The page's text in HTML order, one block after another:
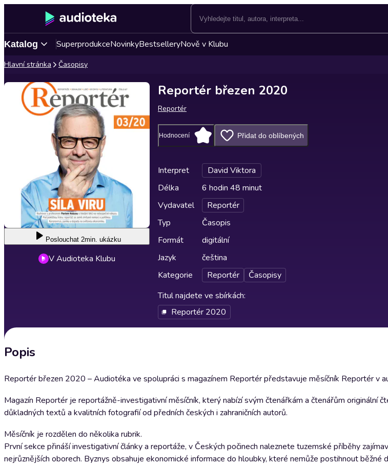
Katalog SuperprodukceNovinkyBestselleryNově v Klubu
Hlavní stránka Časopisy
Poslouchat 2min. ukázku
V Audioteka Klubu
Reportér březen 2020
Reportér
Hodnocení Přidat do oblíbených
Interpret
David Viktora
Délka
6 hodin 48 minut
Vydavatel
Reportér
Typ
Časopis
Formát
digitální
Jazyk
čeština
Kategorie
Reportér
Časopisy
Titul najdete ve sbírkách:
Reportér 2020
Popis
Reportér březen 2020 – Audiotéka ve spolupráci s magazínem Reportér představuje měsíčník Reportér v
Magazín Reportér je reportážně-investigativní měsíčník, který nabízí svým čtenářkám a čtenářům originální
důkladných textů a kvalitních fotografií od předních českých i zahraničních autorů.
Měsíčník je rozdělen do několika rubrik.
První sekce přináší investigativní články a reportáže, v Českých počinech naleznete tuzemské příběhy
nejrůznějších oborech. Byznys obsahuje ekonomické informace do hloubky, které nemůže postihnout běžné